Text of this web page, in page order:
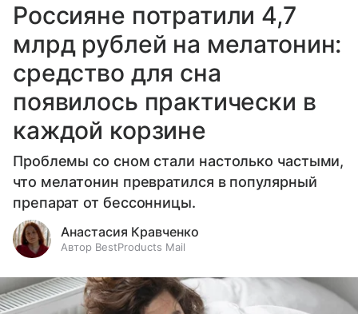
Россияне потратили 4,7
млрд рублей на мелатонин:
средство для сна
появилось практически в
каждой корзине
Проблемы со сном стали настолько частыми,
что мелатонин превратился в популярный
препарат от бессонницы.
Анастасия Кравченко
Автор BestProducts Mail